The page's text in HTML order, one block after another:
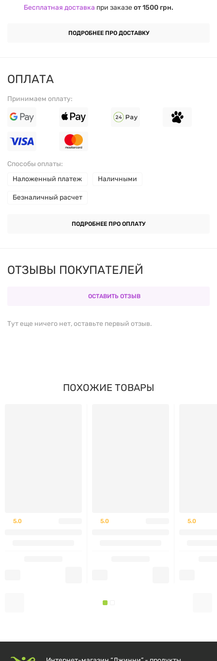
Бесплатная доставка при заказеот 1500 грн.
ПОДРОБНЕЕ ПРО ДОСТАВКУ
ОПЛАТА
Принимаем оплату:
Способы оплаты:
Наложенный платеж
Наличными
Безналичный расчет
ПОДРОБНЕЕ ПРО ОПЛАТУ
ИЗОПРОПИЛОВЫЙ СПИРТ75%,
ВОДА ОЧИЩЕННАЯ 22,95%,
ГЛИЦЕРИН 1%, АРОМАТИЗАТОР 1%,
МАСЛО ЧАЙНОГО ДЕРЕВА 0,05%
ПРЕДУПРЕЖДЕНИЕ
Только для наружного применения
ОТЗЫВЫ ПОКУПАТЕЛЕЙ
ОСТАВИТЬ ОТЗЫВ
Тут еще ничего нет, оставьте первый отзыв.
ПОХОЖИЕ ТОВАРЫ
5.0 5.0 5.0